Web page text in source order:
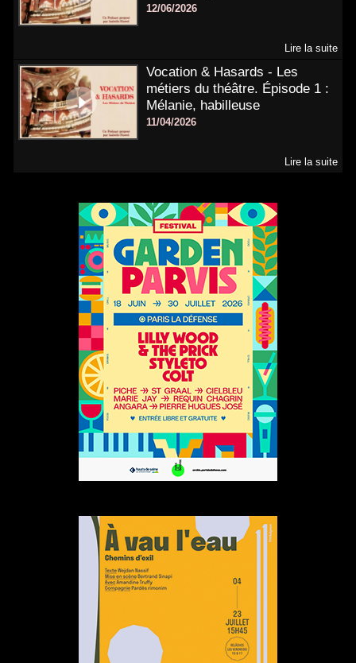
12/06/2026
Lire la suite
Vocation & Hasards - Les
métiers du théâtre. Épisode 1 :
Mélanie, habilleuse
11/04/2026
Lire la suite